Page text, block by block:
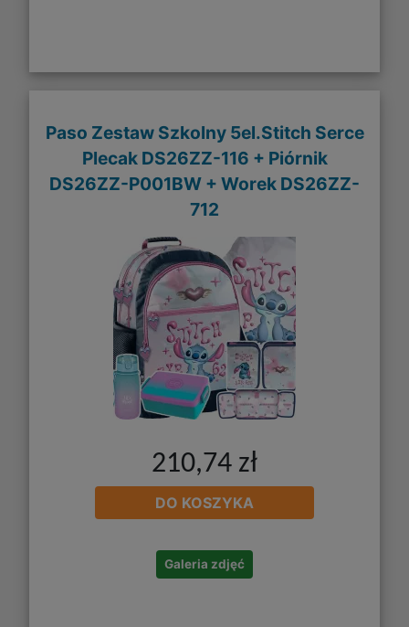
Paso Zestaw Szkolny 5el.Stitch Serce
Plecak DS26ZZ-116 + Piórnik
DS26ZZ-P001BW + Worek DS26ZZ-
712
210,74 zł
DO KOSZYKA
Galeria zdjęć